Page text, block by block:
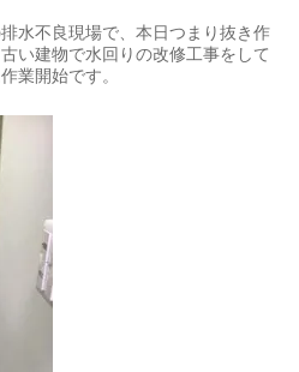
水不良現場で、本日つまり抜き作
い建物で水回りの改修工事をして
業開始です。